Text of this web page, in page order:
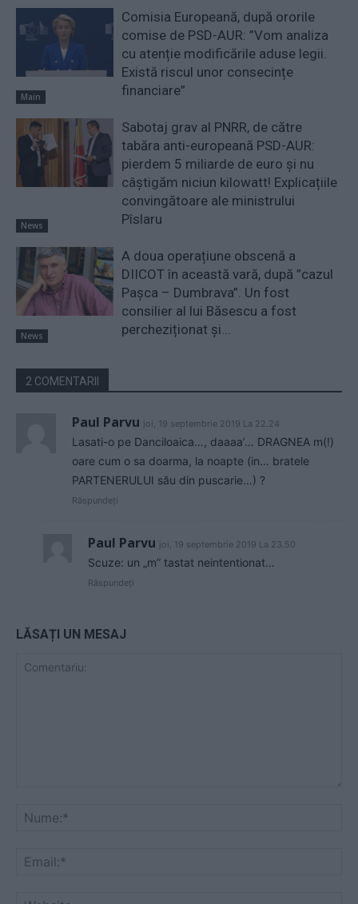
Main
Comisia Europeană, după ororile
comise de PSD-AUR: ”Vom analiza
cu atenție modificările aduse legii.
Există riscul unor consecințe
financiare”
News
Sabotaj grav al PNRR, de către
tabăra anti-europeană PSD-AUR:
pierdem 5 miliarde de euro și nu
câștigăm niciun kilowatt! Explicațiile
convingătoare ale ministrului
Pîslaru
News
A doua operațiune obscenă a
DIICOT în această vară, după ”cazul
Pașca – Dumbrava”. Un fost
consilier al lui Băsescu a fost
percheziționat și...
2 COMENTARII
Paul Parvu joi, 19 septembrie 2019 La 22.24
Lasati-o pe Danciloaica…, daaaa’… DRAGNEA m(!)
oare cum o sa doarma, la noapte (in… bratele
PARTENERULUI său din puscarie…) ?
Răspundeți
Paul Parvu joi, 19 septembrie 2019 La 23.50
Scuze: un „m” tastat neintentionat…
Răspundeți
LĂSAȚI UN MESAJ